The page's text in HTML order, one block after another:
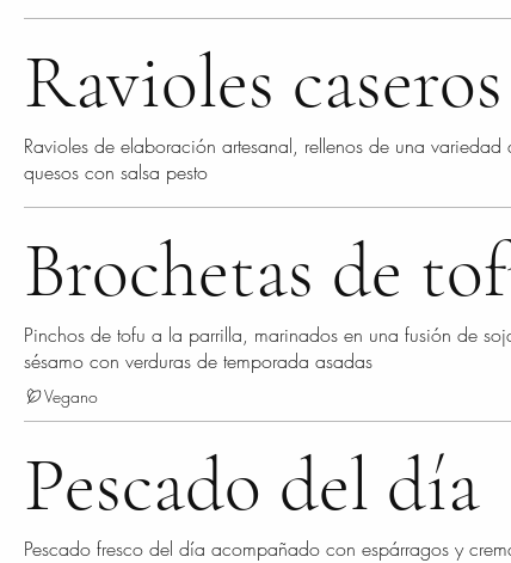
Ravioles caseros
Ravioles de elaboración artesanal, rellenos de una variedad
quesos con salsa pesto
Brochetas de
Pinchos de tofu a la parrilla, marinados en una fusión de
sésamo con verduras de temporada asadas
Vegano
Pescado del día
Pescado fresco del día acompañado con espárragos y